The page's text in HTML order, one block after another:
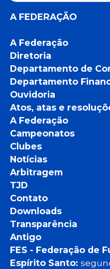
A FEDERAÇÃO
A Federação
Diretoria
Departamento de
Departamento
Ouvidoria
Atos, atas e
A Federação
Campeonatos
Clubes
Notícias
Arbitragem
TJD
Contato
Downloads
Transparência
Antigo
FES - Federação de
Espírito Santo: